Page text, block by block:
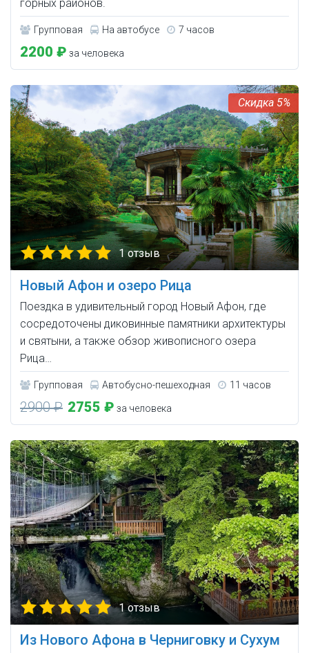
горных районов.
Групповая На автобусе 7 часов
2200 ₽ за человека
5%
1 отзыв
Новый Афон и озеро Рица
Поездка в удивительный город Новый Афон, где
сосредоточены диковинные памятники архитектуры
и святыни, а также обзор живописного озера
Рица…
Групповая Автобусно-пешеходная 11 часов
2900 ₽ 2755 ₽ за человека
1 отзыв
Из Нового Афона в Черниговку и Сухум